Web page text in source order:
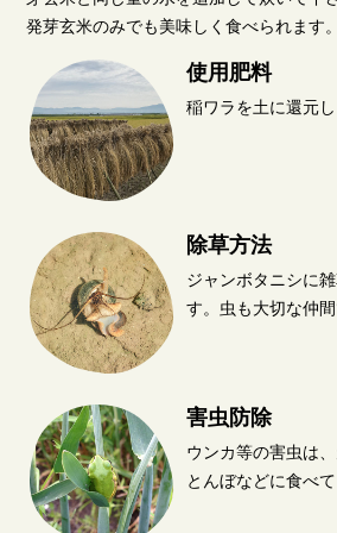
発芽玄米のみでも美味しく食べられます。
使用肥料
稲ワラを土に還元し
除草方法
ジャンボタニシに
す。虫も大切な仲間
害虫防除
ウンカ等の害虫は
とんぼなどに食べて